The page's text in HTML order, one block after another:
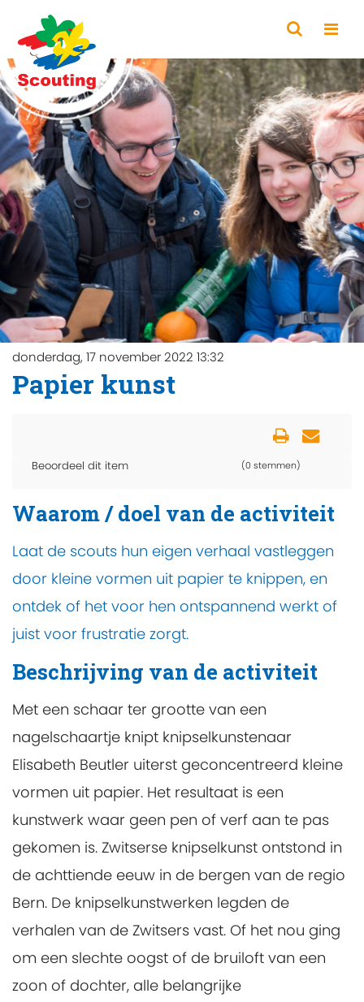
donderdag, 17 november 2022 13:32
Papier kunst
Beoordeel dit item (0 stemmen)
Waarom / doel van de activiteit
Laat de scouts hun eigen verhaal vastleggen
door kleine vormen uit papier te knippen, en
ontdek of het voor hen ontspannend werkt of
juist voor frustratie zorgt.
Beschrijving van de activiteit
Met een schaar ter grootte van een
nagelschaartje knipt knipselkunstenaar
Elisabeth Beutler uiterst geconcentreerd kleine
vormen uit papier. Het resultaat is een
kunstwerk waar geen pen of verf aan te pas
gekomen is. Zwitserse knipselkunst ontstond in
de achttiende eeuw in de bergen van de regio
Bern. De knipselkunstwerken legden de
verhalen van de Zwitsers vast. Of het nou ging
om een slechte oogst of de bruiloft van een
zoon of dochter, alle belangrijke